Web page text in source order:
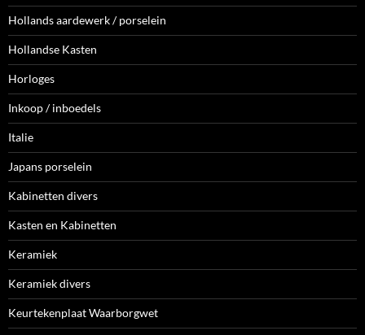
Hollands aardewerk / porselein
Hollandse Kasten
Horloges
Inkoop / inboedels
Italie
Japans porselein
Kabinetten divers
Kasten en Kabinetten
Keramiek
Keramiek divers
Keurtekenplaat Waarborgwet